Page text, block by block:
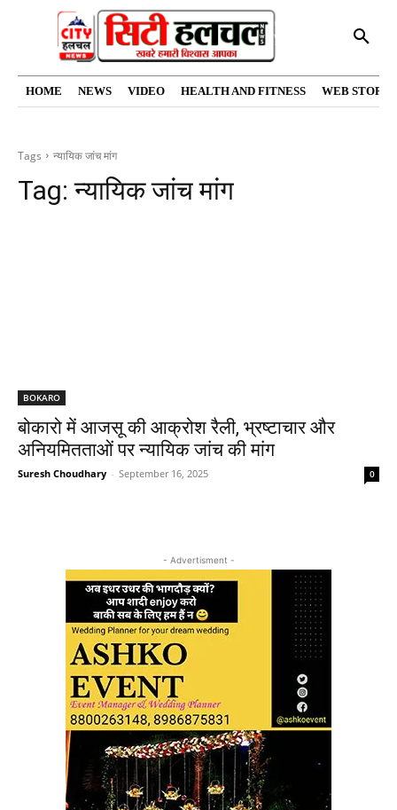
HOME NEWS VIDEO HEALTH AND FITNESS WEB
Tags न्यायिक जांच मांग
Tag:न्यायिक जांच मांग
BOKARO
बोकारो में आजसू की आक्रोश रैली, भ्रष्टाचार और
अनियमितताओं पर न्यायिक जांच की मांग
Suresh Choudhary - September 16, 2025 0
- Advertisment -